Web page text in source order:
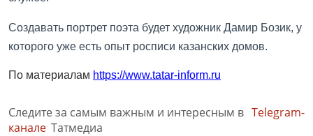
Создавать портрет поэта будет художник Дамир Бозик, у
которого уже есть опыт росписи казанских домов.
По материалам https://www.tatar-inform.ru
Следите за самым важным и интересным в Telegram-
канале Татмедиа